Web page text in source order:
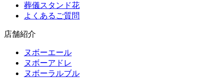
葬儀スタンド花
よくあるご質問
店舗紹介
ヌボーエール
ヌボーアドレ
ヌボーラルブル